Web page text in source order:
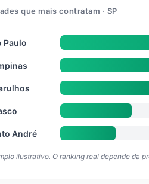
que mais contratam · SP
Paulo
André
ilustrativo. O ranking real depende da